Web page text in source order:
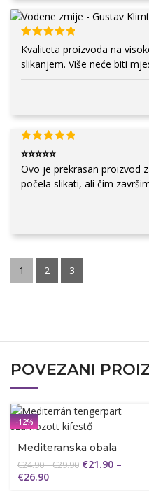
Kvaliteta proizvoda na
slikanjem. Više neće biti
⭐⭐⭐⭐⭐
Ovo je prekrasan proizvod
počela slikati, ali čim
1 2 3
POVEZANI
-12%
Mediteranska obala
€24.90–€29.90 €21.90 –
€26.90